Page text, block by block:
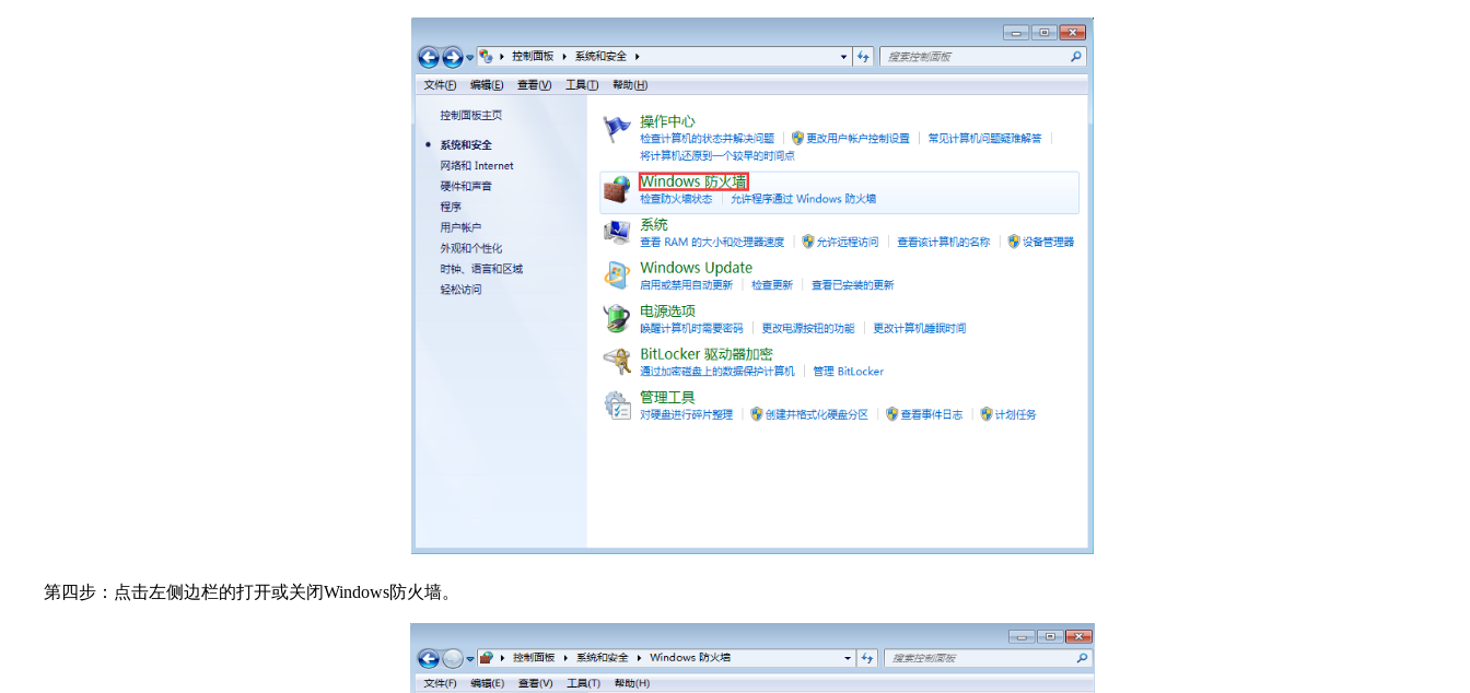
第四步：点击左侧边栏的打开或关闭Windows防火墙。